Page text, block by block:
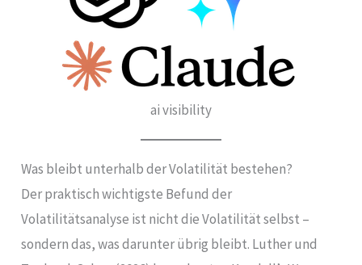
ai visibility
Was bleibt unterhalb der Volatilität bestehen?
Der praktisch wichtigste Befund der
Volatilitätsanalyse ist nicht die Volatilität selbst –
sondern das, was darunter übrig bleibt. Luther und